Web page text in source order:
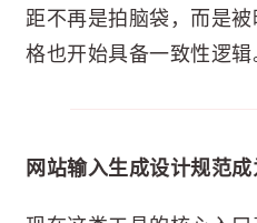
距不再是拍脑袋，而是
格也开始具备一致性逻辑
网站输入生成设计规范